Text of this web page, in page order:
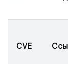
CVE